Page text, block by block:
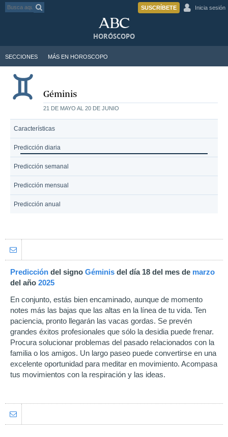
SUSCRÍBETE Inicia sesión
SECCIONES MÁS EN HOROSCOPO
HORÓSCOPO
Géminis
21 DE MAYO AL 20 DE JUNIO
Características
Predicción diaria
Predicción semanal
Predicción mensual
Predicción anual
Predicción del signo Géminis del día 18 del mes de marzo
del año 2025
En conjunto, estás bien encaminado, aunque de momento
notes más las bajas que las altas en la línea de tu vida. Ten
paciencia, pronto llegarán las vacas gordas. Se prevén
grandes éxitos profesionales que sólo la desidia puede frenar.
Procura solucionar problemas del pasado relacionados con la
familia o los amigos. Un largo paseo puede convertirse en una
excelente oportunidad para meditar en movimiento. Acompasa
tus movimientos con la respiración y las ideas.